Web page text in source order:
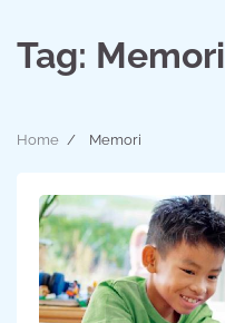
Tag: Memori
Home Memori